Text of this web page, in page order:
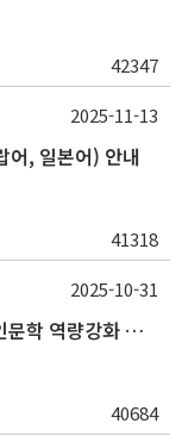
42347
, 일본어) 안내
41318
2025-11-13
(~11/6) 2025학년도 대학혁신지원사업 인문학 역량강화 동계 인턴십 참가자 선발 안내
40684
2025-10-31